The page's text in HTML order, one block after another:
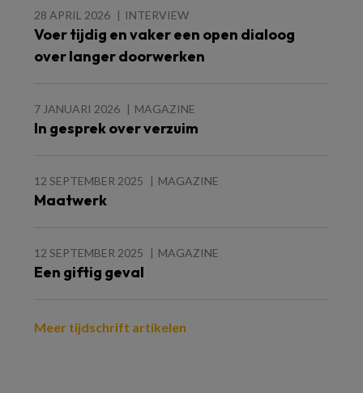
28 APRIL 2026 INTERVIEW
Voer tijdig en vaker een open dialoog
over langer doorwerken
7 JANUARI 2026 MAGAZINE
In gesprek over verzuim
12 SEPTEMBER 2025 MAGAZINE
Maatwerk
12 SEPTEMBER 2025 MAGAZINE
Een giftig geval
Meer tijdschrift artikelen